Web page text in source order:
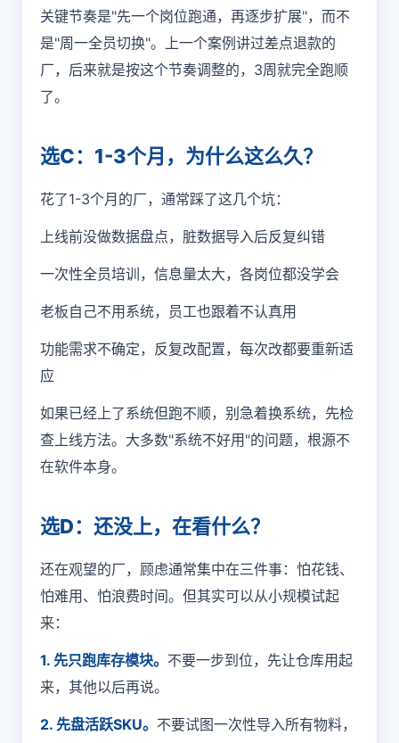
关键节奏是"先一个岗位跑通，再逐步扩展"，而不
是"周一全员切换"。上一个案例讲过差点退款的
厂，后来就是按这个节奏调整的，3周就完全跑顺
了。
选C：1-3个月，为什么这么久？
花了1-3个月的厂，通常踩了这几个坑：
上线前没做数据盘点，脏数据导入后反复纠错
一次性全员培训，信息量太大，各岗位都没学会
老板自己不用系统，员工也跟着不认真用
功能需求不确定，反复改配置，每次改都要重新适
应
如果已经上了系统但跑不顺，别急着换系统，先检
查上线方法。大多数"系统不好用"的问题，根源不
在软件本身。
选D：还没上，在看什么？
还在观望的厂，顾虑通常集中在三件事：怕花钱、
怕难用、怕浪费时间。但其实可以从小规模试起
来：
1. 先只跑库存模块。 不要一步到位，先让仓库用起
来，其他以后再说。
2. 先盘活跃SKU。 不要试图一次性导入所有物料，